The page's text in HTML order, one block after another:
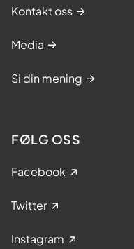
Kontakt oss
Media
Si din mening
FØLG OSS
Facebook
Twitter
Instagram